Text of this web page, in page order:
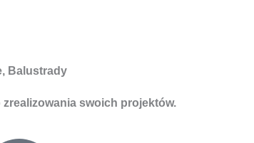
Balustrady
swoich projektów.